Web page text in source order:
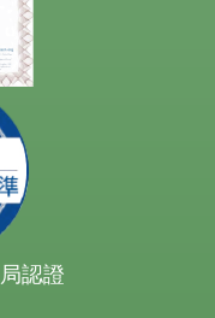
認證